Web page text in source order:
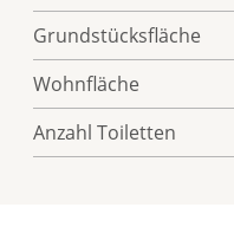
Grundstücksfläche
Wohnfläche
Anzahl Toiletten